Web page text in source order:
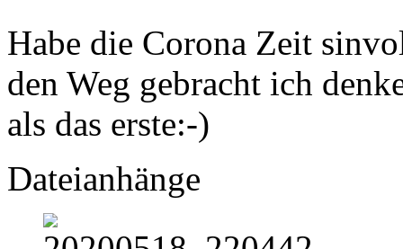
Habe die Corona Zeit
den Weg gebracht ich
als das erste:-)
Dateianhänge